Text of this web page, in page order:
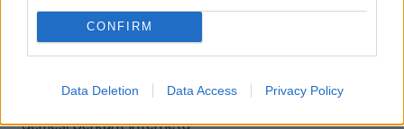
CONFIRM
Data Deletion Data Access Privacy Policy
Sužinokite, kaip gimsta socialinės akcijos
Žinios | Verslas
00:04:24
Ekspertų patarimai senjorams: pasakė, į ką atkreipti
dėmesį perkant internetu